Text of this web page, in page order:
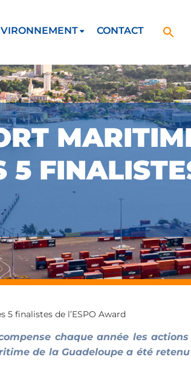
CONTACT
5
5 finalistes de l’ESPO Award
chaque année les
de la Guadeloupe a été